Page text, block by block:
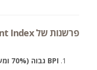
פרשנות של Bullish Percent Index
BPI גבוה (70% ומעלה):